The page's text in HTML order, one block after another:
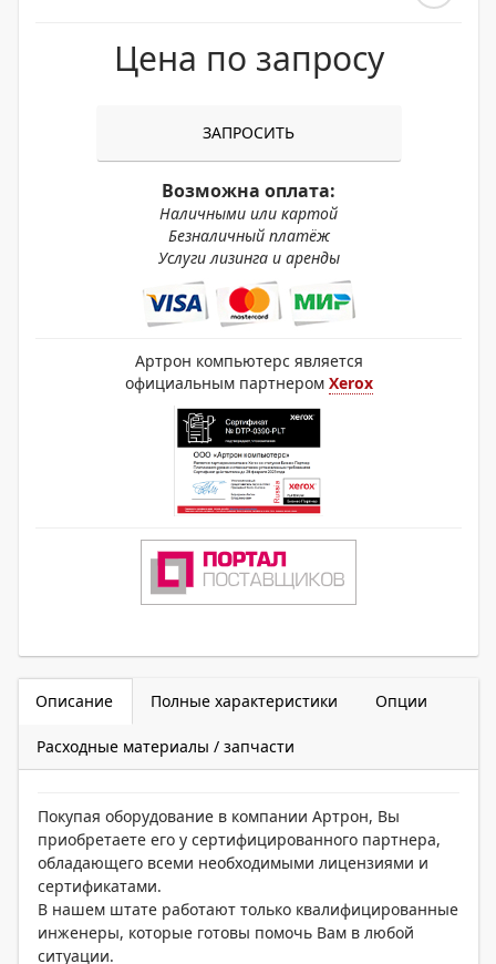
Цена по запросу
ЗАПРОСИТЬ
Возможна оплата:
Наличными или картой
Безналичный платёж
Услуги лизинга и аренды
Артрон компьютерс является
официальным партнером Xerox
Описание Полные характеристики Опции
Расходные материалы / запчасти
Покупая оборудование в компании Артрон, Вы
приобретаете его у сертифицированного партнера,
обладающего всеми необходимыми лицензиями и
сертификатами.
В нашем штате работают только квалифицированные
инженеры, которые готовы помочь Вам в любой
ситуации.